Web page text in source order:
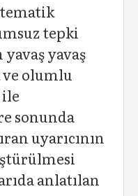
tepki
yavaş yavaş
ve olumlu
sonunda
uyarıcının
anlatılan